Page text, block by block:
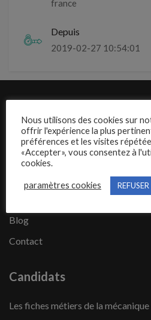
france
Depuis
2019-02-27 10:54:01
Présentation de Mecajob
Publier une annonce
Blog
Contact
Candidats
Les fiches métiers de la mécanique
Nous utilisons des cookies sur
offrir l'expérience la plus
préférences et les visites
«Accepter», vous consentez à
cookies.
paramètres cookies REFUSER